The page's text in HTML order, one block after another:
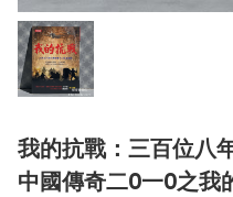
我的抗戰：三百位八
中國傳奇二0一0之我